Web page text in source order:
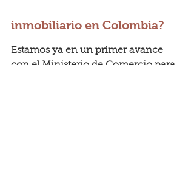
inmobiliario en Colombia?
Estamos ya en un primer avance
con el Ministerio de Comercio para